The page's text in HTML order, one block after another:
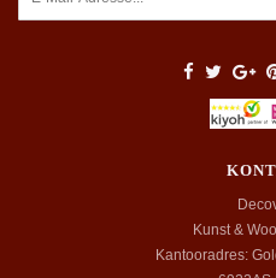
Kunst &
Kantooradres: